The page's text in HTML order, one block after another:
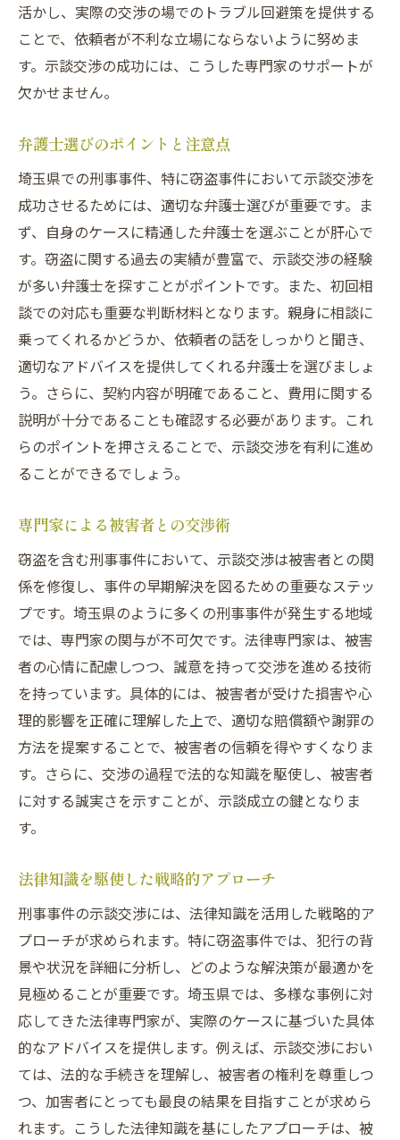
活かし、実際の交渉の場でのトラブル回避策を提供する
ことで、依頼者が不利な立場にならないように努めま
す。示談交渉の成功には、こうした専門家のサポートが
欠かせません。
弁護士選びのポイントと注意点
埼玉県での刑事事件、特に窃盗事件において示談交渉を
成功させるためには、適切な弁護士選びが重要です。ま
ず、自身のケースに精通した弁護士を選ぶことが肝心で
す。窃盗に関する過去の実績が豊富で、示談交渉の経験
が多い弁護士を探すことがポイントです。また、初回相
談での対応も重要な判断材料となります。親身に相談に
乗ってくれるかどうか、依頼者の話をしっかりと聞き、
適切なアドバイスを提供してくれる弁護士を選びましょ
う。さらに、契約内容が明確であること、費用に関する
説明が十分であることも確認する必要があります。これ
らのポイントを押さえることで、示談交渉を有利に進め
ることができるでしょう。
専門家による被害者との交渉術
窃盗を含む刑事事件において、示談交渉は被害者との関
係を修復し、事件の早期解決を図るための重要なステッ
プです。埼玉県のように多くの刑事事件が発生する地域
では、専門家の関与が不可欠です。法律専門家は、被害
者の心情に配慮しつつ、誠意を持って交渉を進める技術
を持っています。具体的には、被害者が受けた損害や心
理的影響を正確に理解した上で、適切な賠償額や謝罪の
方法を提案することで、被害者の信頼を得やすくなりま
す。さらに、交渉の過程で法的な知識を駆使し、被害者
に対する誠実さを示すことが、示談成立の鍵となりま
す。
法律知識を駆使した戦略的アプローチ
刑事事件の示談交渉には、法律知識を活用した戦略的ア
プローチが求められます。特に窃盗事件では、犯行の背
景や状況を詳細に分析し、どのような解決策が最適かを
見極めることが重要です。埼玉県では、多様な事例に対
応してきた法律専門家が、実際のケースに基づいた具体
的なアドバイスを提供します。例えば、示談交渉におい
ては、法的な手続きを理解し、被害者の権利を尊重しつ
つ、加害者にとっても最良の結果を目指すことが求めら
れます。こうした法律知識を基にしたアプローチは、被